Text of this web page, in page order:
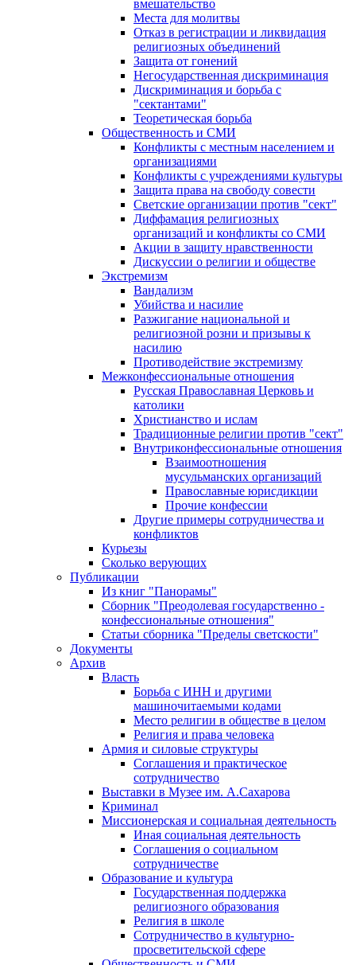
вмешательство
Места для молитвы
Отказ в регистрации и ликвидация
религиозных объединений
Защита от гонений
Негосударственная дискриминация
Дискриминация и борьба с
"сектантами"
Теоретическая борьба
Общественность и СМИ
Конфликты с местным населением и
организациями
Конфликты с учреждениями культуры
Защита права на свободу совести
Светские организации против "сект"
Диффамация религиозных
организаций и конфликты со СМИ
Акции в защиту нравственности
Дискуссии о религии и обществе
Экстремизм
Вандализм
Убийства и насилие
Разжигание национальной и
религиозной розни и призывы к
насилию
Противодействие экстремизму
Межконфессиональные отношения
Русская Православная Церковь и
католики
Христианство и ислам
Традиционные религии против "сект"
Внутриконфессиональные отношения
Взаимоотношения
мусульманских организаций
Православные юрисдикции
Прочие конфессии
Другие примеры сотрудничества и
конфликтов
Курьезы
Сколько верующих
Публикации
Из книг "Панорамы"
Сборник "Преодолевая государственно -
конфессиональные отношения"
Статьи сборника "Пределы светскости"
Документы
Архив
Власть
Борьба с ИНН и другими
машиночитаемыми кодами
Место религии в обществе в целом
Религия и права человека
Армия и силовые структуры
Соглашения и практическое
сотрудничество
Выставки в Музее им. А.Сахарова
Криминал
Миссионерская и социальная деятельность
Иная социальная деятельность
Соглашения о социальном
сотрудничестве
Образование и культура
Государственная поддержка
религиозного образования
Религия в школе
Сотрудничество в культурно-
просветительской сфере